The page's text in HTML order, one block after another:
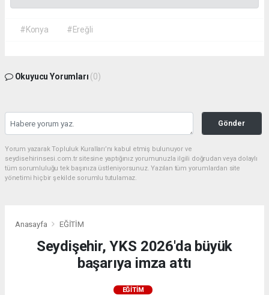
#Konya #Ereğli
Okuyucu Yorumları (0)
Gönder
Yorum yazarak Topluluk Kuralları’nı kabul etmiş bulunuyor ve
seydisehirinsesi.com.tr sitesine yaptığınız yorumunuzla ilgili doğrudan veya dolaylı
tüm sorumluluğu tek başınıza üstleniyorsunuz. Yazılan tüm yorumlardan site
yönetimi hiçbir şekilde sorumlu tutulamaz.
Anasayfa EĞİTİM
Seydişehir, YKS 2026'da büyük
başarıya imza attı
EĞİTİM